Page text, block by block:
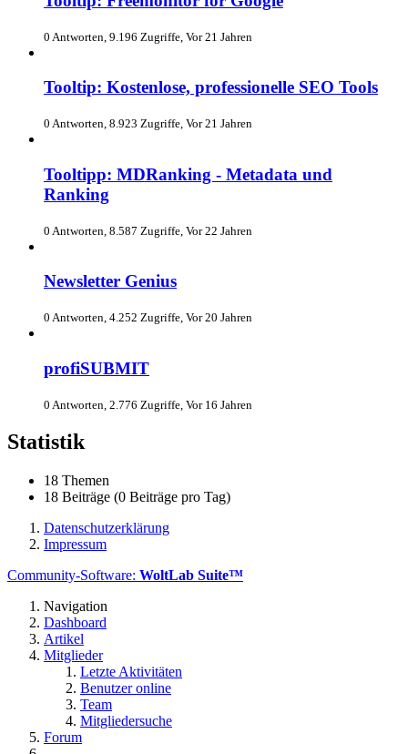
0 Antworten, 9.196 Zugriffe, Vor 21 Jahren
Tooltip: Kostenlose, professionelle SEO Tools
0 Antworten, 8.923 Zugriffe, Vor 21 Jahren
Tooltipp: MDRanking - Metadata und
Ranking
0 Antworten, 8.587 Zugriffe, Vor 22 Jahren
Newsletter Genius
0 Antworten, 4.252 Zugriffe, Vor 20 Jahren
profiSUBMIT
0 Antworten, 2.776 Zugriffe, Vor 16 Jahren
Statistik
18 Themen
18 Beiträge (0 Beiträge pro Tag)
Datenschutzerklärung
Impressum
Community-Software: WoltLab Suite™
Navigation
Dashboard
Artikel
Mitglieder
Letzte Aktivitäten
Benutzer online
Team
Mitgliedersuche
Forum